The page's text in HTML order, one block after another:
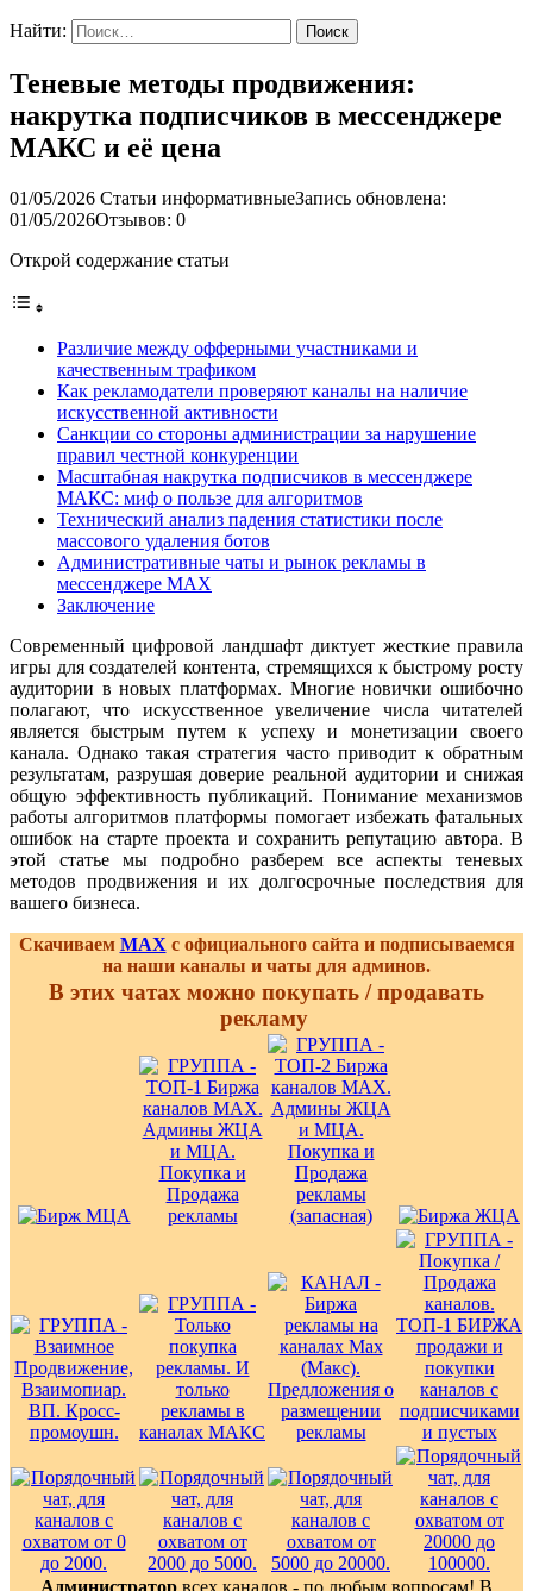
Найти:
Теневые методы продвижения:
накрутка подписчиков в мессенджере
МАКС и её цена
01/05/2026 Статьи информативныеЗапись обновлена:
01/05/2026Отзывов: 0
Открой содержание статьи
Различие между офферными участниками и
качественным трафиком
Как рекламодатели проверяют каналы на наличие
искусственной активности
Санкции со стороны администрации за нарушение
правил честной конкуренции
Масштабная накрутка подписчиков в мессенджере
МАКС: миф о пользе для алгоритмов
Технический анализ падения статистики после
массового удаления ботов
Административные чаты и рынок рекламы в
мессенджере MAX
Заключение
Современный цифровой ландшафт диктует жесткие правила
игры для создателей контента, стремящихся к быстрому росту
аудитории в новых платформах. Многие новички ошибочно
полагают, что искусственное увеличение числа читателей
является быстрым путем к успеху и монетизации своего
канала. Однако такая стратегия часто приводит к обратным
результатам, разрушая доверие реальной аудитории и снижая
общую эффективность публикаций. Понимание механизмов
работы алгоритмов платформы помогает избежать фатальных
ошибок на старте проекта и сохранить репутацию автора. В
этой статье мы подробно разберем все аспекты теневых
методов продвижения и их долгосрочные последствия для
вашего бизнеса.
Скачиваем MAX с официального сайта и подписываемся
на наши каналы и чаты для админов.
В этих чатах можно покупать / продавать
рекламу
Администратор всех каналов - по любым вопросам! В